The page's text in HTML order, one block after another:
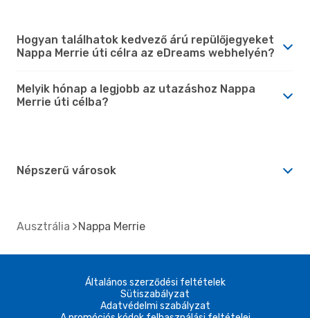
Hogyan találhatok kedvező árú repülőjegyeket
Nappa Merrie úti célra az eDreams webhelyén?
Melyik hónap a legjobb az utazáshoz Nappa
Merrie úti célba?
Népszerű városok
Ausztrália Nappa Merrie
Általános szerződési feltételek
Sütiszabályzat
Adatvédelmi szabályzat